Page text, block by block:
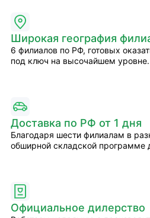
Широкая география
6 филиалов по РФ, готовых
под ключ на высочайшем уровне.
Доставка по РФ от 1 дня
Благодаря шести филиалам в
обширной складской программе
Официальное дилерство